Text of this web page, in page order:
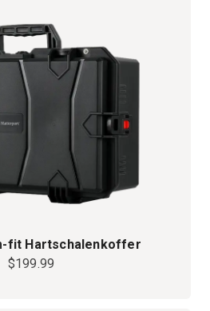
fit Hartschalenkoffer
$199.99